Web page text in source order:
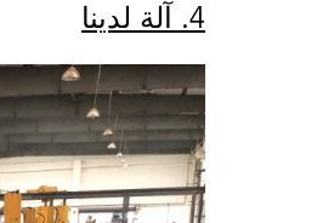
4. آلة لدينا